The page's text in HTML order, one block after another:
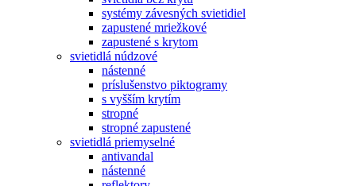
systémy závesných svietidiel
zapustené mriežkové
zapustené s krytom
svietidlá núdzové
nástenné
príslušenstvo piktogramy
s vyšším krytím
stropné
stropné zapustené
svietidlá priemyselné
antivandal
nástenné